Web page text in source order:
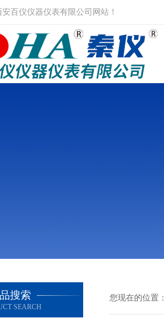
百仪仪器仪表有限公司网站！
搜索
SEARCH
您现在的位置：